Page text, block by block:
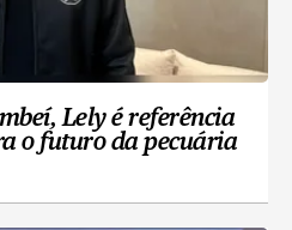
Lely é referência
o futuro da pecuária